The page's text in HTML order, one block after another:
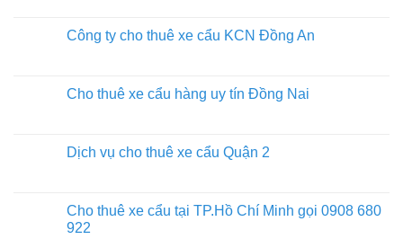
Công ty cho thuê xe cẩu KCN Đồng An
Cho thuê xe cẩu hàng uy tín Đồng Nai
Dịch vụ cho thuê xe cẩu Quận 2
Cho thuê xe cẩu tại TP.Hồ Chí Minh gọi 0908 680
922